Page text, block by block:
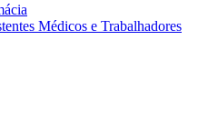
Médicos e Trabalhadores